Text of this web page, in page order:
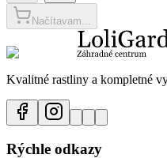
Načítavam...
Kvalitné rastliny a kompletné
Rýchle odkazy